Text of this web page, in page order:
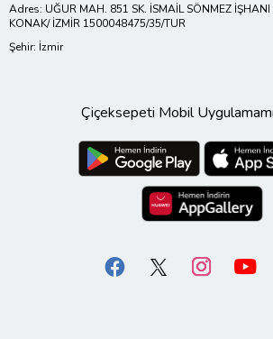
Adres: UĞUR MAH. 851 SK. İSMAİL SÖNMEZ
KONAK/ İZMİR 1500048475/35/TUR
Şehir: İzmir
Çiçeksepeti Mobil